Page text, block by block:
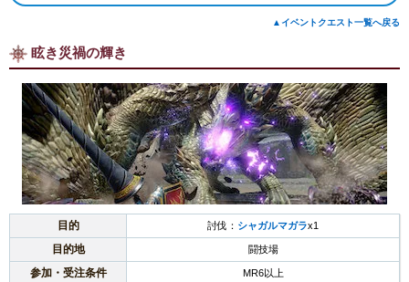
▲イベントクエスト一覧へ戻る
眩き災禍の輝き
目的 討伐： シャガルマガラx1
目的地 闘技場
参加・受注条件 MR6以上